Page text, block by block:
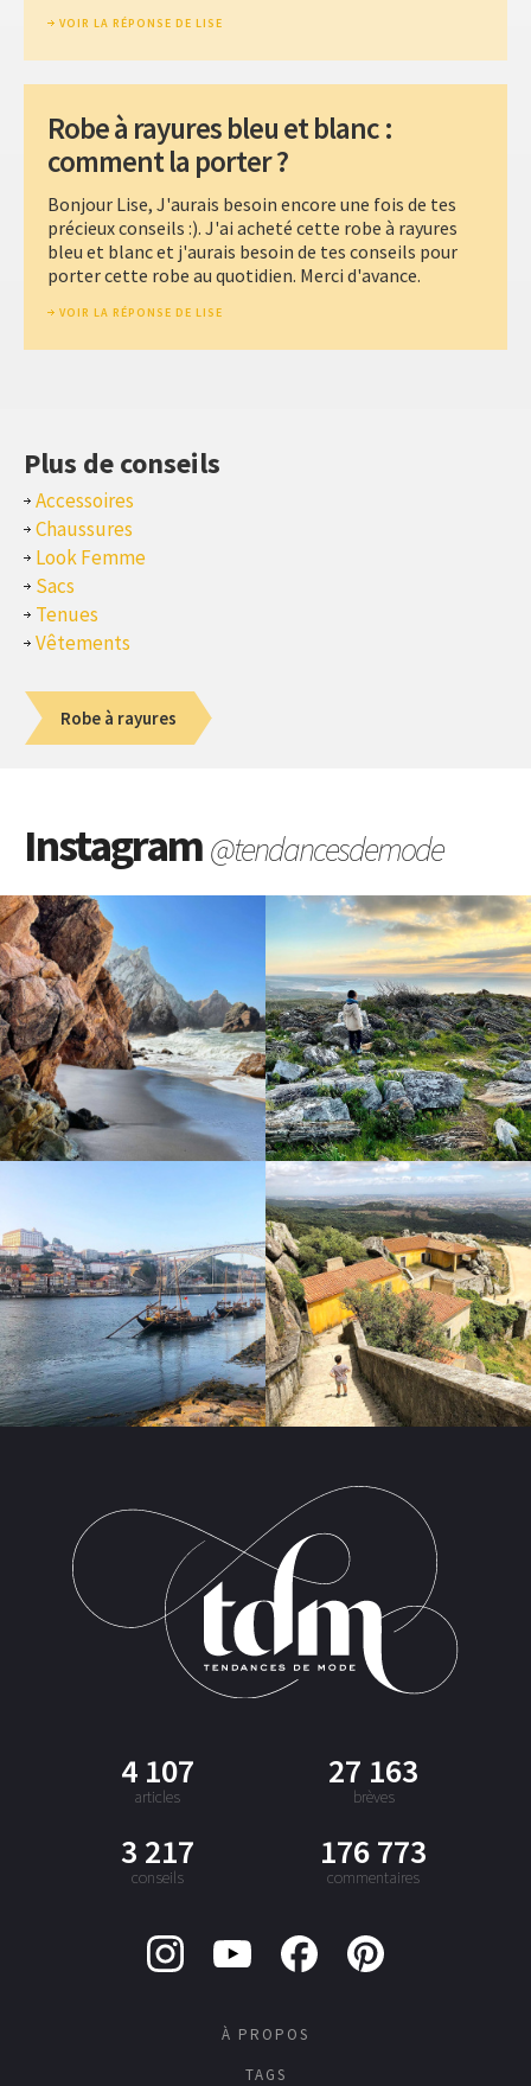
VOIR LA RÉPONSE DE LISE
Robe à rayures bleu et blanc :
comment la porter ?
Bonjour Lise, J'aurais besoin encore une fois de tes
précieux conseils :). J'ai acheté cette robe à rayures
bleu et blanc et j'aurais besoin de tes conseils pour
porter cette robe au quotidien. Merci d'avance.
VOIR LA RÉPONSE DE LISE
Plus de conseils
Accessoires
Chaussures
Look Femme
Sacs
Tenues
Vêtements
Robe à rayures
Instagram@tendancesdemode
4 107
articles
27 163
brèves
3 217
conseils
176 773
commentaires
À PROPOS
TAGS